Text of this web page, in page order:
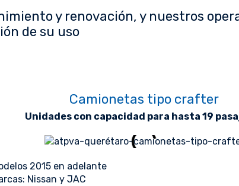
y renovación, y nuestros
de su uso
Camionetas tipo crafter
Unidades con capacidad para hasta 19
2015 en adelante
Nissan y JAC